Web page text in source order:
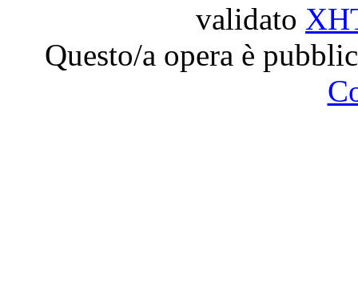
validato
Questo/a opera è